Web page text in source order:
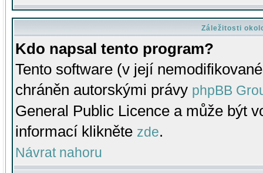
Záležitosti
Kdo napsal tento program?
Tento software (v její
chráněn autorskými právy phpBB
General Public Licence a může být
informací klikněte zde.
Návrat nahoru